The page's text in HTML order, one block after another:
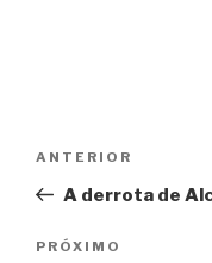
Post
Anterior
ANTERIOR
A derrota de
Próximo
PRÓXIMO